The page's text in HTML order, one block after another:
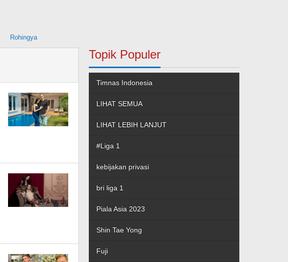
Rohingya
Topik Populer
Timnas Indonesia
LIHAT SEMUA
LIHAT LEBIH LANJUT
#Liga 1
kebijakan privasi
bri liga 1
Piala Asia 2023
Shin Tae Yong
Fuji